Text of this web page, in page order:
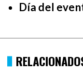
Día del